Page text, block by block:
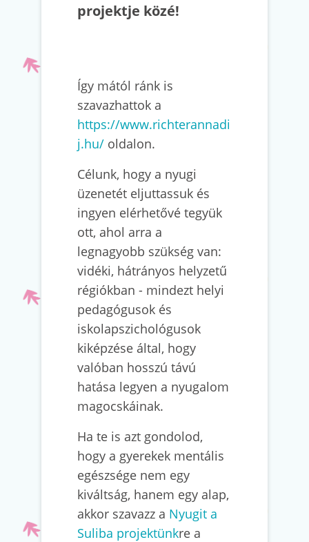
projektje közé!
Így mától ránk is
szavazhattok a
https://www.richterannadi
j.hu/ oldalon.
Célunk, hogy a nyugi
üzenetét eljuttassuk és
ingyen elérhetővé tegyük
ott, ahol arra a
legnagyobb szükség van:
vidéki, hátrányos helyzetű
régiókban - mindezt helyi
pedagógusok és
iskolapszichológusok
kiképzése által, hogy
valóban hosszú távú
hatása legyen a nyugalom
magocskáinak.
Ha te is azt gondolod,
hogy a gyerekek mentális
egészsége nem egy
kiváltság, hanem egy alap,
akkor szavazz a Nyugit a
Suliba projektünkre a